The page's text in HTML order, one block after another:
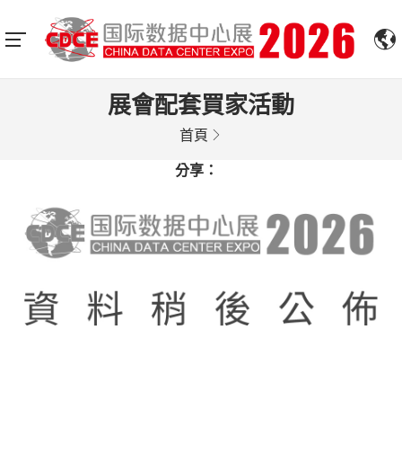
展會配套買家活動
首頁
分享：